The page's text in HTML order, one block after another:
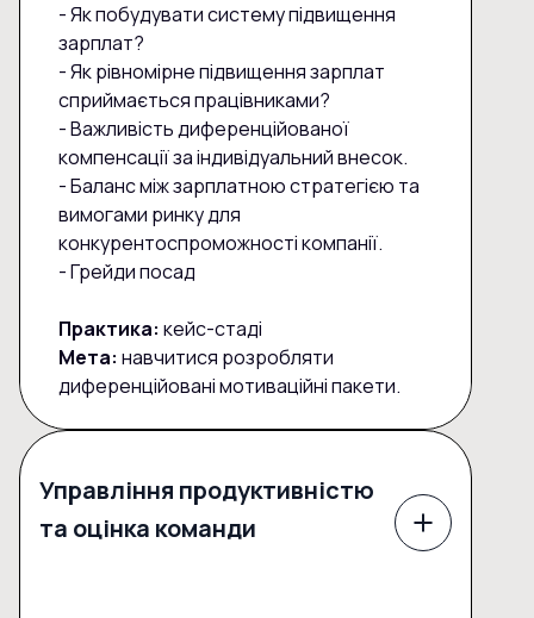
- Як побудувати систему підвищення
зарплат?
- Як рівномірне підвищення зарплат
сприймається працівниками?
- Важливість диференційованої
компенсації за індивідуальний внесок.
- Баланс між зарплатною стратегією та
вимогами ринку для
конкурентоспроможності компанії.
- Грейди посад
Практика: кейс-стаді
Мета: навчитися розробляти
диференційовані мотиваційні пакети.
Управління продуктивністю
та оцінка команди